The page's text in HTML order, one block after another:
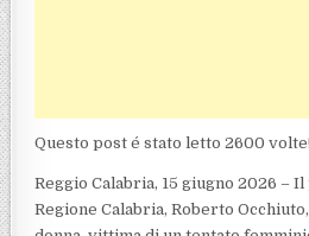
Questo post é stato letto 2600 volte!
Reggio Calabria, 15 giugno 2026 –
Regione Calabria, Roberto